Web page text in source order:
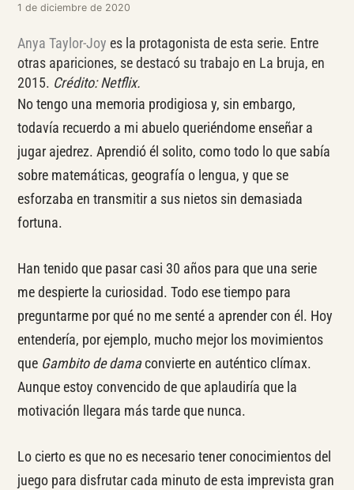
1 de diciembre de 2020
Anya Taylor-Joy es la protagonista de esta serie. Entre
otras apariciones, se destacó su trabajo en La bruja, en
2015. Crédito: Netflix.
No tengo una memoria prodigiosa y, sin embargo,
todavía recuerdo a mi abuelo queriéndome enseñar a
jugar ajedrez. Aprendió él solito, como todo lo que sabía
sobre matemáticas, geografía o lengua, y que se
esforzaba en transmitir a sus nietos sin demasiada
fortuna.
Han tenido que pasar casi 30 años para que una serie
me despierte la curiosidad. Todo ese tiempo para
preguntarme por qué no me senté a aprender con él. Hoy
entendería, por ejemplo, mucho mejor los movimientos
que Gambito de damaconvierte en auténtico clímax.
Aunque estoy convencido de que aplaudiría que la
motivación llegara más tarde que nunca.
Lo cierto es que no es necesario tener conocimientos del
juego para disfrutar cada minuto de esta imprevista gran